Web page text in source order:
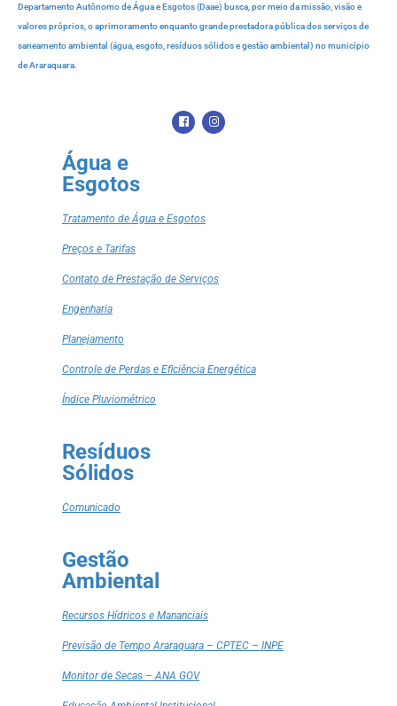
Departamento Autônomo de Água e Esgotos (Daae) busca, por meio da missão, visão e
valores próprios, o aprimoramento enquanto grande prestadora pública dos serviços de
saneamento ambiental (água, esgoto, resíduos sólidos e gestão ambiental) no município
de Araraquara.
Água e
Esgotos
Tratamento de Água e Esgotos
Preços e Tarifas
Contato de Prestação de Serviços
Engenharia
Planejamento
Controle de Perdas e Eficiência Energética
Índice Pluviométrico
Resíduos
Sólidos
Comunicado
Gestão
Ambiental
Recursos Hídricos e Mananciais
Previsão de Tempo Araraquara – CPTEC – INPE
Monitor de Secas – ANA GOV